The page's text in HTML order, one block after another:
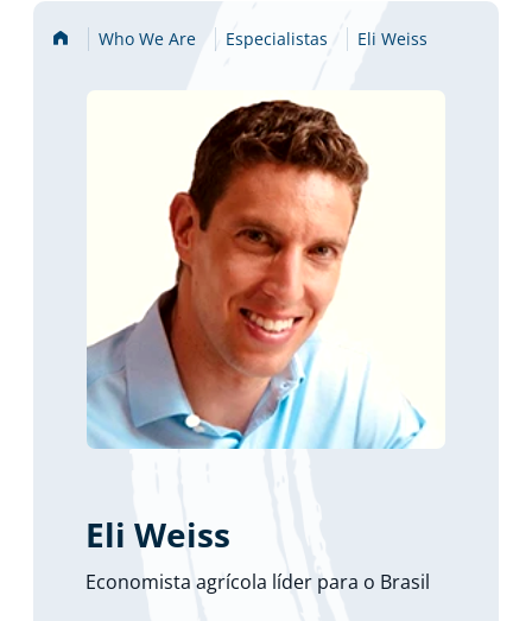
Home Who We Are Especialistas Eli Weiss
Eli Weiss
Economista agrícola líder para o Brasil